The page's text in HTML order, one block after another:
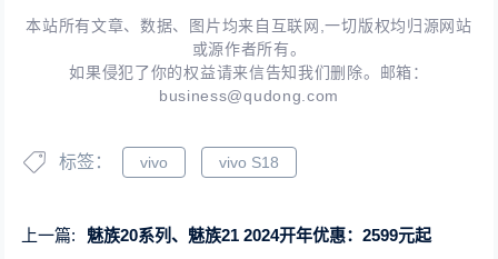
本站所有文章、数据、图片均来自互联网,一切版权均归源网站
或源作者所有。
如果侵犯了你的权益请来信告知我们删除。邮箱：
business@qudong.com
标签： vivo vivo S18
上一篇:
魅族20系列、魅族21 2024开年优惠：2599元起